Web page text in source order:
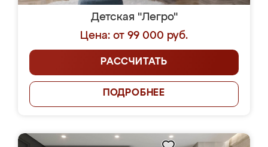
Детская "Легро"
Цена: от 99 000 руб.
РАССЧИТАТЬ
ПОДРОБНЕЕ